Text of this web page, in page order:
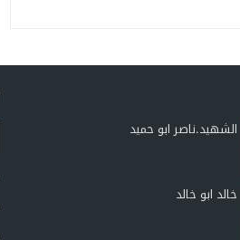
الشهيد.ناصر ابو حميد
خالد ابو خالد